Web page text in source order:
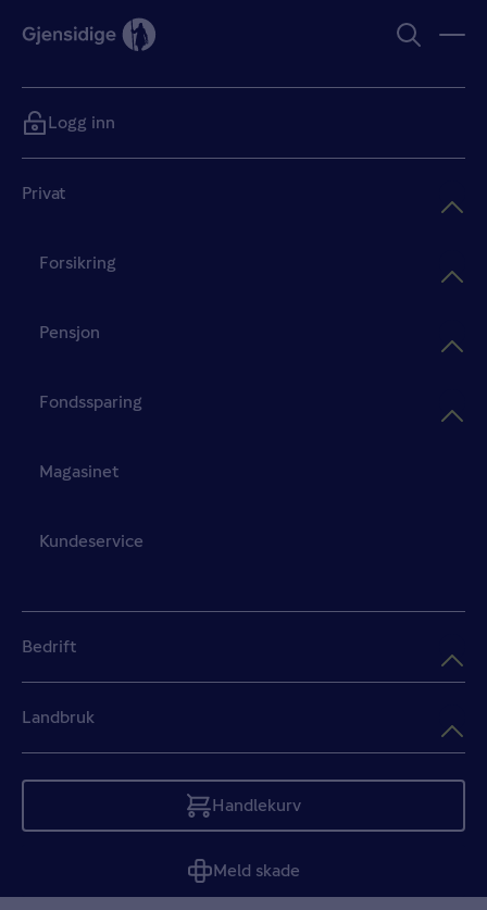
Privat
Forsikring
Pensjon
Fondssparing
Magasinet
Kundeservice
Bedrift
Landbruk
Handlekurv
Tom
Meld skade
Logg inn